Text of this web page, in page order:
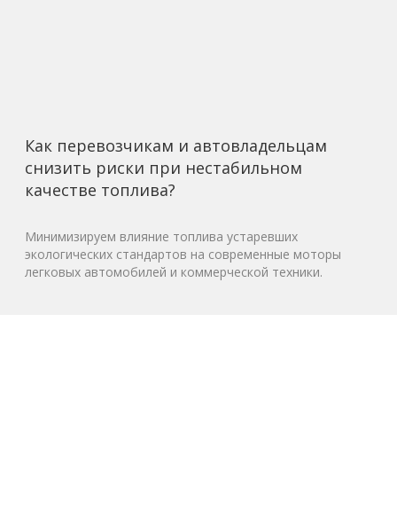
Как перевозчикам и автовладельцам
снизить риски при нестабильном
качестве топлива?
Минимизируем влияние топлива устаревших
экологических стандартов на современные моторы
легковых автомобилей и коммерческой техники.